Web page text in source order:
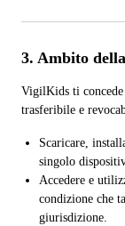
3. Ambito
VigilKids ti concede
trasferibile e
Scaricare,
singolo
Accedere e
condizione che
giurisdizione.